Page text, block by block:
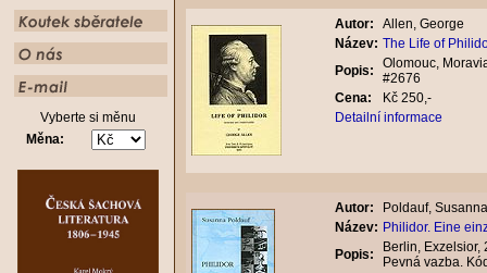
Vyberte si měnu
Měna:
Autor:
Allen, George
Název: The Life of
Popis:
Olomouc,
#2676
Cena:
Kč 250,-
Detailní informace
Autor:
Poldauf, Susanna
Název: Philidor. Eine
Popis:
Berlin, Exzelsior,
Pevná vazba.